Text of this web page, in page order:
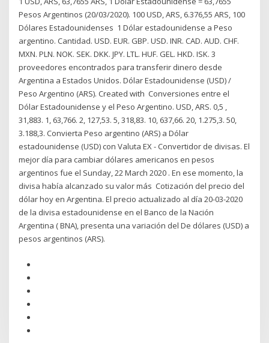
Pesos Argentinos (20/03/2020). 100 USD, ARS, 6.376,55 ARS, 100
Dólares Estadounidenses 1 Dólar estadounidense a Peso
argentino. Cantidad. USD. EUR. GBP. USD. INR. CAD. AUD. CHF.
MXN. PLN. NOK. SEK. DKK. JPY. LTL. HUF. GEL. HKD. ISK. 3
proveedores encontrados para transferir dinero desde
Argentina a Estados Unidos. Dólar Estadounidense (USD) /
Peso Argentino (ARS). Created with Conversiones entre el
Dólar Estadounidense y el Peso Argentino. USD, ARS. 0,5 ,
31,883. 1, 63,766. 2, 127,53. 5, 318,83. 10, 637,66. 20, 1.275,3. 50,
3.188,3. Convierta Peso argentino (ARS) a Dólar
estadounidense (USD) con Valuta EX - Convertidor de divisas. El
mejor día para cambiar dólares americanos en pesos
argentinos fue el Sunday, 22 March 2020 . En ese momento, la
divisa había alcanzado su valor más Cotización del precio del
dólar hoy en Argentina. El precio actualizado al día 20-03-2020
de la divisa estadounidense en el Banco de la Nación
Argentina ( BNA), presenta una variación del De dólares (USD) a
pesos argentinos (ARS).